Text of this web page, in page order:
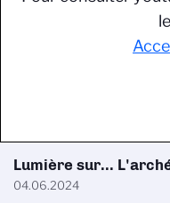
Lumière sur...
04.06.2024